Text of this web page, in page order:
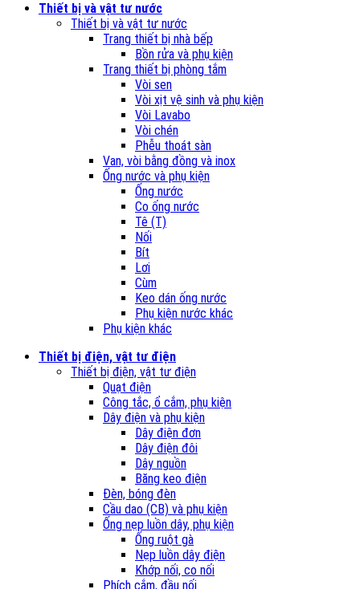
Thiết bị và vật tư nước
Thiết bị và vật tư nước
Trang thiết bị nhà bếp
Bồn rửa và phụ kiện
Trang thiết bị phòng tắm
Vòi sen
Vòi xịt vệ sinh và phụ kiện
Vòi Lavabo
Vòi chén
Phễu thoát sàn
Van, vòi bằng đồng và inox
Ống nước và phụ kiện
Ống nước
Co ống nước
Tê (T)
Nối
Bít
Lơi
Cùm
Keo dán ống nước
Phụ kiện nước khác
Phụ kiện khác
Thiết bị điện, vật tư điện
Thiết bị điện, vật tư điện
Quạt điện
Công tắc, ổ cắm, phụ kiện
Dây điện và phụ kiện
Dây điện đơn
Dây điện đôi
Dây nguồn
Băng keo điện
Đèn, bóng đèn
Cầu dao (CB) và phụ kiện
Ống nẹp luồn dây, phụ kiện
Ống ruột gà
Nẹp luồn dây điện
Khớp nối, co nối
Phích cắm, đầu nối